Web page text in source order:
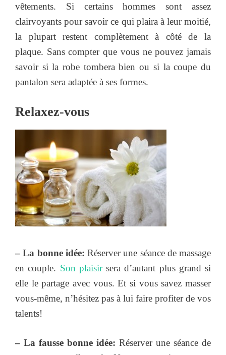
vêtements. Si certains hommes sont assez
clairvoyants pour savoir ce qui plaira à leur moitié,
la plupart restent complètement à côté de la
plaque. Sans compter que vous ne pouvez jamais
savoir si la robe tombera bien ou si la coupe du
pantalon sera adaptée à ses formes.
Relaxez-vous
– La bonne idée: Réserver une séance de massage
en couple. Son plaisirsera d’autant plus grand si
elle le partage avec vous. Et si vous savez masser
vous-même, n’hésitez pas à lui faire profiter de vos
talents!
– La fausse bonne idée: Réserver une séance de